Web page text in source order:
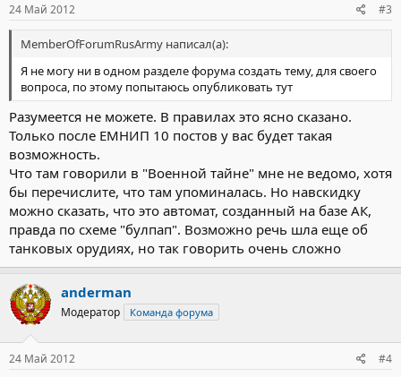
24 Май 2012 #3
MemberOfForumRusArmy написал(а):
Я не могу ни в одном разделе форума создать тему, для своего
вопроса, по этому попытаюсь опубликовать тут
Разумеется не можете. В правилах это ясно сказано.
Только после ЕМНИП 10 постов у вас будет такая
возможность.
Что там говорили в "Военной тайне" мне не ведомо, хотя
бы перечислите, что там упоминалась. Но навскидку
можно сказать, что это автомат, созданный на базе АК,
правда по схеме "булпап". Возможно речь шла еще об
танковых орудиях, но так говорить очень сложно
anderman
Модератор Команда форума
24 Май 2012 #4